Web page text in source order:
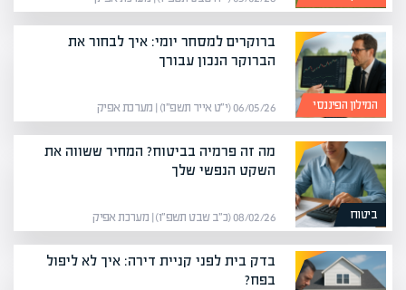
המילון הפיננסי
ברוקרים למסחר יומי: איך לבחור את
הברוקר הנכון עבורך
06/05/26 (י״ט אייר תשפ״ו) | מערכת אפיק
ביטוח
מה זה פרמיה בביטוח? המחיר ששווה את
השקט הנפשי שלך
08/02/26 (כ״ב שבט תשפ״ו) | מערכת אפיק
בדק בית לפני קניית דירה: איך לא ליפול
בפח?